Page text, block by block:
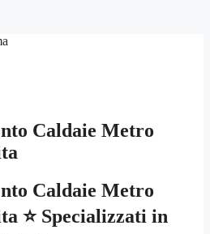
Caldaie Metro
Caldaie Metro
⭐ Specializzati in